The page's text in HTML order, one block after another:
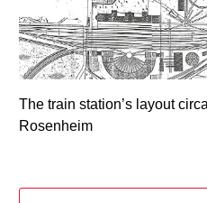
The train station’s layout
Rosenheim